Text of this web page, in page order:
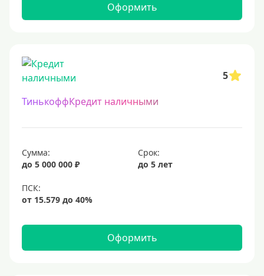
Оформить
5
ТинькоффКредит наличными
Сумма:
до 5 000 000 ₽
Срок:
до 5 лет
Оформить